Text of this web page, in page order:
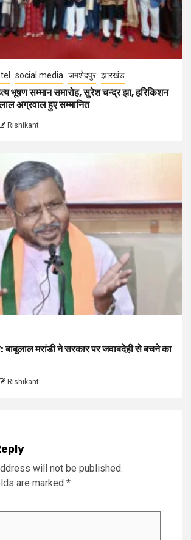
social media जमशेदपुर झारखंड
भूषण सम्मान समारोह, सुरेश चन्द्र झा, हरिकिशन
अग्रवाल हुए सम्मानित
Rishikant
बाबूलाल मरांडी ने सरकार पर जवाबदेही से बचने का
Rishikant
will not be published.
are marked *